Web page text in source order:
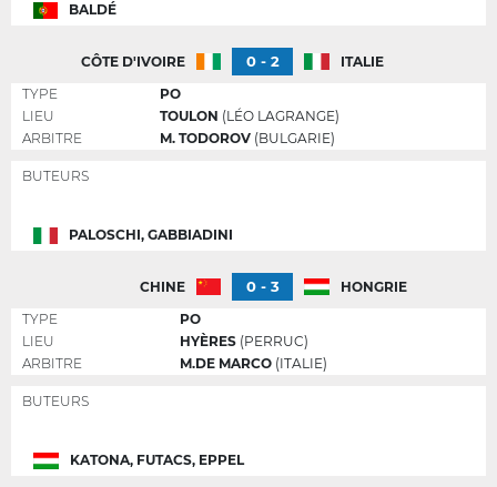
BALDÉ
CÔTE D'IVOIRE 0 - 2
ITALIE
TYPE
PO
LIEU
TOULON (LÉO LAGRANGE)
ARBITRE
M. TODOROV (BULGARIE)
BUTEURS
PALOSCHI, GABBIADINI
CHINE 0 - 3
HONGRIE
TYPE
PO
LIEU
HYÈRES (PERRUC)
ARBITRE
M.DE MARCO (ITALIE)
BUTEURS
KATONA, FUTACS, EPPEL